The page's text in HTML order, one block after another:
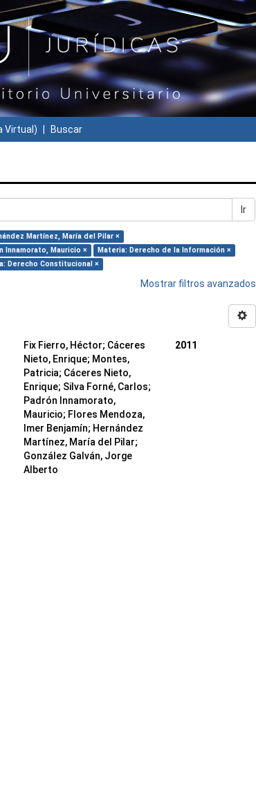
Virtual) Buscar
Ir
Martínez, María del Pilar ×
Innamorato, Mauricio ×
Materia: Derecho de la Información ×
Derecho Constitucional ×
Mostrar filtros avanzados
Fix Fierro, Héctor; Cáceres
Nieto, Enrique; Montes,
Patricia; Cáceres Nieto,
Enrique; Silva Forné, Carlos;
Padrón Innamorato,
Mauricio; Flores Mendoza,
Imer Benjamín; Hernández
Martínez, María del Pilar;
González Galván, Jorge
Alberto
2011